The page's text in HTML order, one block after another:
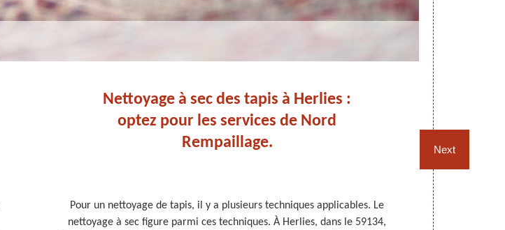
Nettoyage à sec des tapis à Herlies :
optez pour les services de Nord
Rempaillage.
Pour un nettoyage de tapis, il y a plusieurs techniques applicables. Le
nettoyage à sec figure parmi ces techniques. À Herlies, dans le 59134,
Next